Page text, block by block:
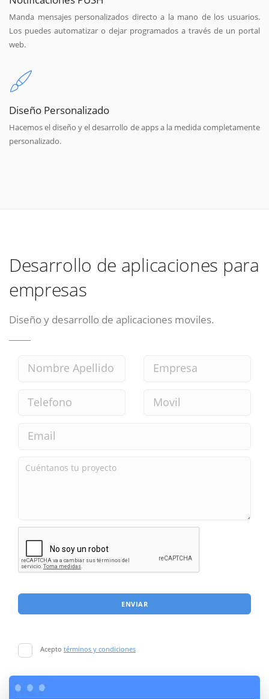
Manda mensajes personalizados directo a la mano de los usuarios.
Los puedes automatizar o dejar programados a través de un portal
web.
Diseño Personalizado
Hacemos el diseño y el desarrollo de apps a la medida completamente
personalizado.
Desarrollo de aplicaciones para
empresas
Diseño y desarrollo de aplicaciones moviles.
ENVIAR
Acepto términos y condiciones